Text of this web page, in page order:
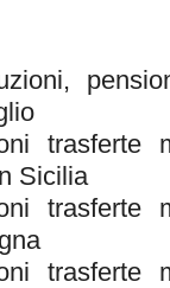
trasferte
Sicilia
trasferte
trasferte